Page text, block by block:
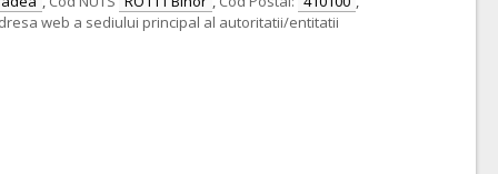
web a sediului principal al autoritatii/entitatii